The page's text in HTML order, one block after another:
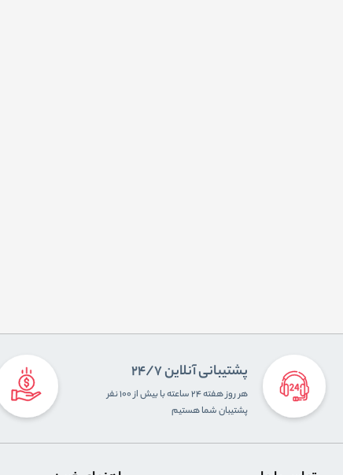
پشتیبانی آنلاین 24/7
هر روز هفته ۲۴ ساعته با بیش از ۱۰۰ نفر
پشتیبان شما هستیم